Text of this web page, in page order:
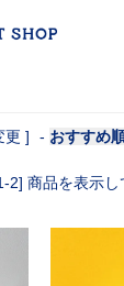
更 ] - おすすめ
2] 商品を表示し